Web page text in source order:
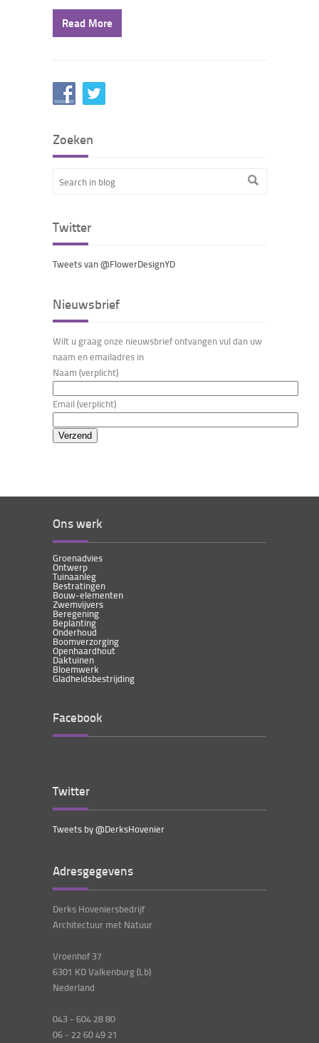
Read More
Zoeken
Twitter
Tweets van @FlowerDesignYD
Nieuwsbrief
Wilt u graag onze nieuwsbrief ontvangen vul dan uw
naam en emailadres in
Naam (verplicht)
Email (verplicht)
Ons werk
Groenadvies
Ontwerp
Tuinaanleg
Bestratingen
Bouw-elementen
Zwemvijvers
Beregening
Beplanting
Onderhoud
Boomverzorging
Openhaardhout
Daktuinen
Bloemwerk
Gladheidsbestrijding
Facebook
Twitter
Tweets by @DerksHovenier
Adresgegevens
Derks Hoveniersbedrijf
Architectuur met Natuur
Vroenhof 37
6301 KD Valkenburg (Lb)
Nederland
043 - 604 28 80
06 - 22 60 49 21